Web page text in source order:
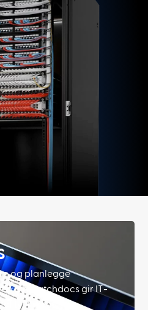
og planlegge
din. Patchdocs gir IT-
tvilling av